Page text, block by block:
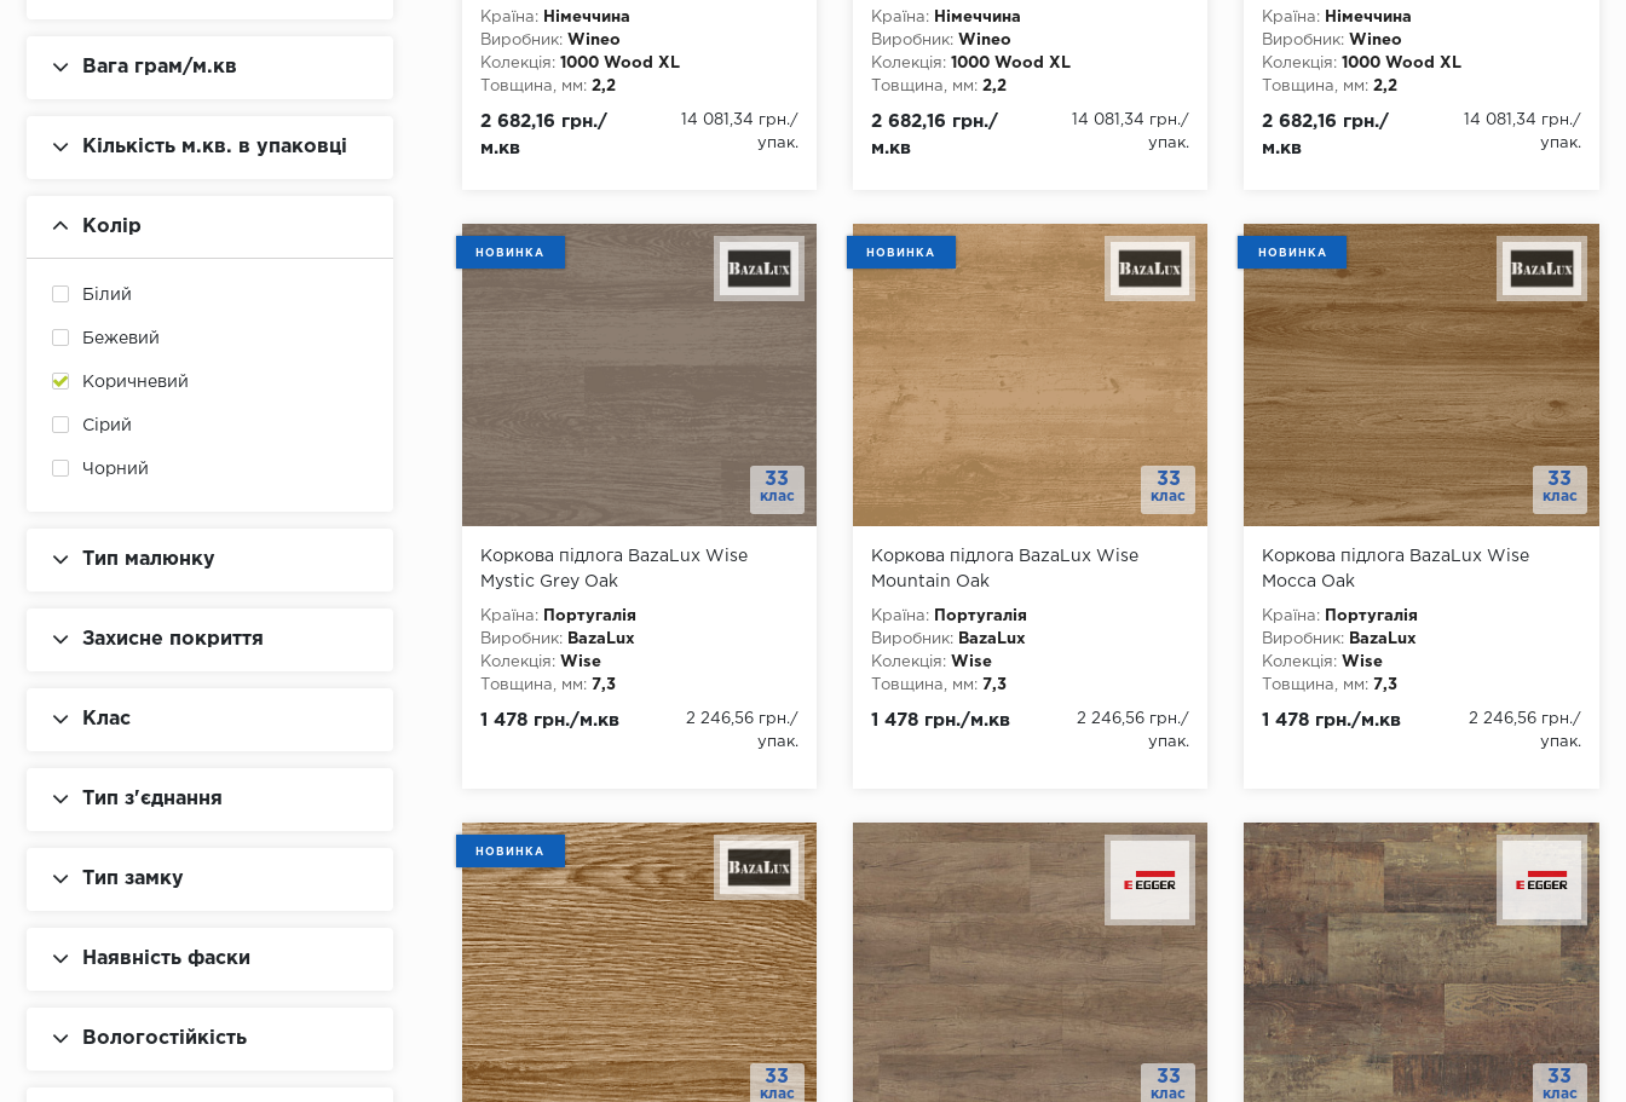
Вага грам/м.кв
Кількість м.кв. в упаковці
Колір
Білий
Бежевий
Коричневий
Сірий
Чорний
Тип малюнку
Захисне покриття
Клас
Тип з'єднання
Тип замку
Наявність фаски
Вологостійкість
Toffee
Країна:
Німеччина
Виробник: Wineo
Колекція: 1000 Wood XL
Товщина, мм: 2,2
Довжина, мм:
1500
Клас:
Вологостійкість: так
Тип основи:
Біо-композит eCurau (без
хлору, фталатів та пластифікаторів)
2 682,16 грн./
м.кв
14 081,34 грн./
упак.
Країна:
Німеччина
Виробник: Wineo
Колекція: 1000 Wood XL
Товщина, мм: 2,2
Довжина, мм:
1500
Клас:
Вологостійкість: так
Тип основи:
Біо-композит eCurau (без
хлору, фталатів та пластифікаторів)
2 682,16 грн./
м.кв
14 081,34 грн./
упак.
Країна:
Німеччина
Виробник: Wineo
Колекція: 1000 Wood XL
Товщина, мм: 2,2
Довжина, мм:
1500
Клас:
Вологостійкість: так
Тип основи:
Біо-композит eCurau (без
хлору, фталатів та пластифікаторів)
2 682,16 грн./
м.кв
14 081,34 грн./
упак.
33
клас
НОВИНКА
Коркова підлога BazaLux Wise
Mystic Grey Oak
Країна:
Португалія
Виробник:
BazaLux
Колекція: Wise
Товщина, мм: 7,3
Довжина, мм:
Наявність фаски: 4 стороння
Вологостійкість: так
Тип основи: Коркова основа
1 478 грн./м.кв 2 246,56 грн./
упак.
33
клас
НОВИНКА
Коркова підлога BazaLux Wise
Mountain Oak
Країна:
Португалія
Виробник:
BazaLux
Колекція: Wise
Товщина, мм: 7,3
Довжина, мм:
Наявність фаски: 4 стороння
Вологостійкість:
так
Тип основи:
Коркова основа
1 478 грн./м.кв 2 246,56 грн./
упак.
33
клас
НОВИНКА
Коркова підлога BazaLux Wise
Mocca Oak
Країна:
Португалія
Виробник:
BazaLux
Колекція: Wise
Товщина, мм: 7,3
Довжина, мм:
Наявність фаски: 4 стороння
Вологостійкість: так
Тип основи:
Коркова основа
1 478 грн./м.кв 2 246,56 грн./
упак.
33
клас
НОВИНКА
33
клас
33
клас